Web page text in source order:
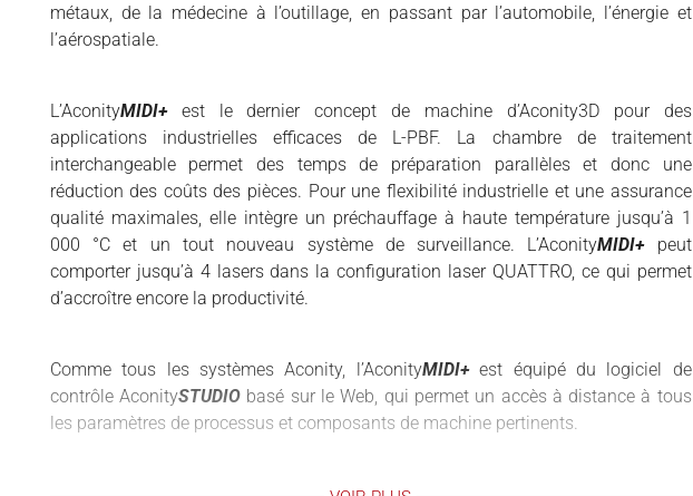
LOGICIELS 3D
VIDÉOS
métaux, de la médecine à l’outillage, en passant par l’automobile, l’énergie et
l’aérospatiale.
L’AconityMIDI+est le dernier concept de machine d’Aconity3D pour des
applications industrielles efficaces de L-PBF. La chambre de traitement
interchangeable permet des temps de préparation parallèles et donc une
réduction des coûts des pièces. Pour une flexibilité industrielle et une assurance
qualité maximales, elle intègre un préchauffage à haute température jusqu’à 1
000 °C et un tout nouveau système de surveillance. L’AconityMIDI+peut
comporter jusqu’à 4 lasers dans la configuration laser QUATTRO, ce qui permet
d’accroître encore la productivité.
Comme tous les systèmes Aconity, l’AconityMIDI+est équipé du logiciel de
contrôle AconitySTUDIO basé sur le Web, qui permet un accès à distance à tous
les paramètres de processus et composants de machine pertinents.